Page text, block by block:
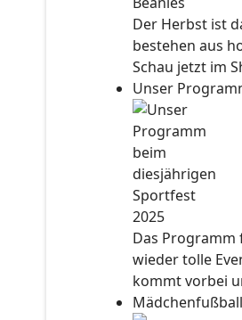
Der Herbst ist
bestehen aus
Schau jetzt im
Unser
Das Programm
wieder tolle
kommt vorbei